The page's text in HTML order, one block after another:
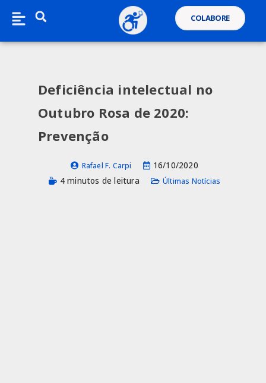
COLABORE
Deficiência intelectual no
Outubro Rosa de 2020:
Prevenção
Rafael F. Carpi
16/10/2020
4 minutos de leitura
Últimas Notícias